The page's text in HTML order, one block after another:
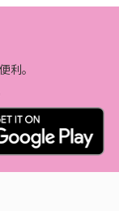
利。